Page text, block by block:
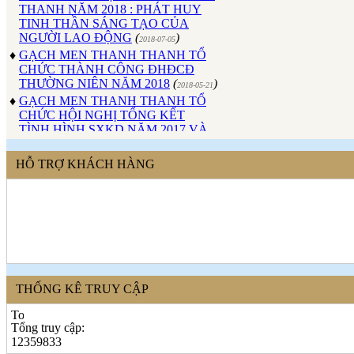
TINH THẦN SÁNG TẠO CỦA
NGƯỜI LAO ĐỘNG (2018-07-05)
GẠCH MEN THANH THANH TỔ
CHỨC THÀNH CÔNG ĐHĐCĐ
THƯỜNG NIÊN NĂM 2018 (2018-05-21
GẠCH MEN THANH THANH TỔ
CHỨC HỘI NGHỊ TỔNG KẾT
TÌNH HÌNH SXKD NĂM 2017 VÀ
TRIỂN KHAI HOẠT ĐỘNG SXKD
CÔNG ĐOÀN CÔNG TY GẠCH
MEN THANH THANH TỔ CHỨC
QUỐC KHÁNH 2/9. (2017-10-02)
GẠCH MEN THANH THANH TỔ
CHỨC THÀNH CÔNG HỘI NGHỊ
ĐẠI BIỂU NGƯỜI LAO ĐỘNG
NĂM 2017 (
♦ Sử dụng vật liệu thân thiện với môi
HỖ TRỢ KHÁCH HÀNG
THỐNG KÊ TRUY CẬP
Tổng truy cập:
12359833